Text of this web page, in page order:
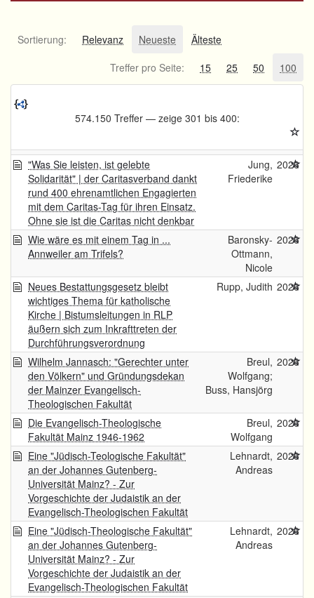
Sortierung: Relevanz Neueste
Älteste
Treffer pro Seite:
15 25 50 100
574.150 Treffer — zeige 301 bis 400:
"Was Sie leisten, ist gelebte
Solidarität" | der Caritasverband dankt
rund 400 ehrenamtlichen Engagierten
mit dem Caritas-Tag für ihren Einsatz.
Ohne sie ist die Caritas nicht denkbar
Jung,
Friederike
2026
Wie wäre es mit einem Tag in ...
Annweiler am Trifels?
Baronsky-
Ottmann,
Nicole
2026
Neues Bestattungsgesetz bleibt
wichtiges Thema für katholische
Kirche | Bistumsleitungen in RLP
äußern sich zum Inkrafttreten der
Durchführungsverordnung
Rupp, Judith 2026
Wilhelm Jannasch: "Gerechter unter
den Völkern" und Gründungsdekan
der Mainzer Evangelisch-
Theologischen Fakultät
Breul,
Wolfgang;
Buss, Hansjörg
2026
Die Evangelisch-Theologische
Fakultät Mainz 1946-1962
Breul,
Wolfgang
2026
Eine "Jüdisch-Teologische Fakultät"
an der Johannes Gutenberg-
Universität Mainz? - Zur
Vorgeschichte der Judaistik an der
Evangelisch-Theologischen Fakultät
Lehnardt,
Andreas
2026
Eine "Jüdisch-Theologische Fakultät"
an der Johannes Gutenberg-
Universität Mainz? - Zur
Vorgeschichte der Judaistik an der
Evangelisch-Theologischen Fakultät
Lehnardt,
Andreas
2026